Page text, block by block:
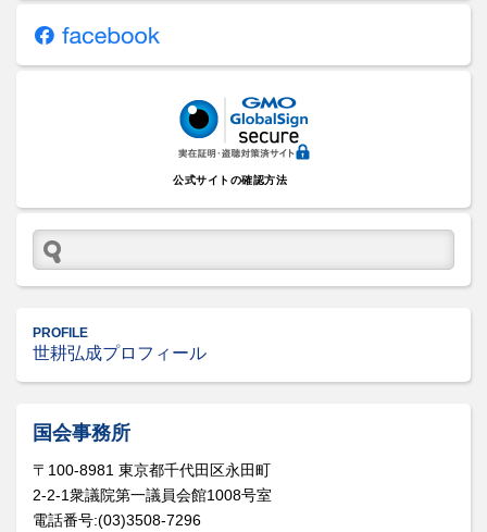
公式サイトの確認方法
PROFILE
世耕弘成プロフィール
国会事務所
〒100-8981 東京都千代田区永田町
2-2-1衆議院第一議員会館1008号室
電話番号:(03)3508-7296